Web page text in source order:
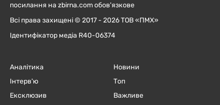
посилання на zbirna.com обов'язкове
Всі права захищені © 2017 - 2026 ТОВ «ПМХ»
Ідентифікатор медіа R40-06374
Аналітика
Інтерв'ю
Ексклюзив
Новини
Топ
Важливе